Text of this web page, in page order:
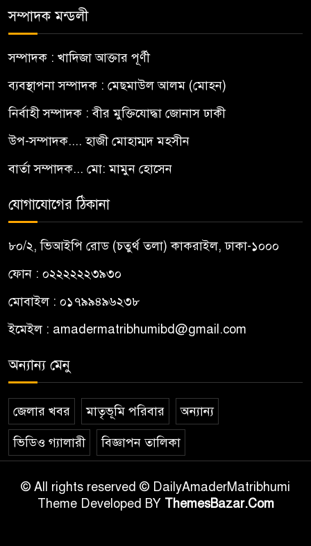
সম্পাদক মন্ডলী
সম্পাদক : খাদিজা আক্তার পূর্ণী
ব্যবস্থাপনা সম্পাদক : মেছমাউল আলম (মোহন)
নির্বাহী সম্পাদক : বীর মুক্তিযোদ্ধা জোনাস ঢাকী
উপ-সম্পাদক.... হাজী মোহাম্মদ মহসীন
বার্তা সম্পাদক... মো: মামুন হোসেন
যোগাযোগের ঠিকানা
৮০/২, ভিআইপি রোড (চতুর্থ তলা) কাকরাইল, ঢাকা-১০০০
ফোন : ০২২২২২২৩৯৩০
মোবাইল : ০১৭৯৯৪৯৬২৩৮
ইমেইল : amadermatribhumibd@gmail.com
অন্যান্য মেনু
জেলার খবর মাতৃভূমি পরিবার অন্যান্য
ভিডিও গ্যালারী বিজ্ঞাপন তালিকা
© All rights reserved © DailyAmaderMatribhumi
Theme Developed BY ThemesBazar.Com